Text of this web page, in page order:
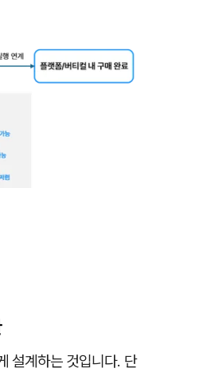
설계하는 것입니다. 단